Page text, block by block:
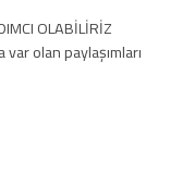
OLABİLİRİZ
olan paylaşımları